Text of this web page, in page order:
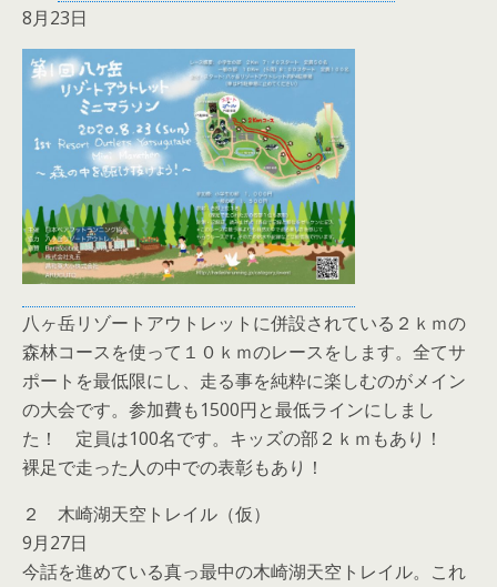
8月23日
八ヶ岳リゾートアウトレットに併設されている２ｋｍの
森林コースを使って１０ｋｍのレースをします。全てサ
ポートを最低限にし、走る事を純粋に楽しむのがメイン
の大会です。参加費も1500円と最低ラインにしまし
た！ 定員は100名です。キッズの部２ｋｍもあり！
裸足で走った人の中での表彰もあり！
２ 木崎湖天空トレイル（仮）
9月27日
今話を進めている真っ最中の木崎湖天空トレイル。これ